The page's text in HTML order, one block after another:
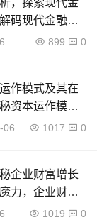
，探索现代金
码现代金融生
奥秘探析899 0
作模式及其在
资本运作模
引擎
06 1017 0
企业财富增长
力，企业财富
1019 0